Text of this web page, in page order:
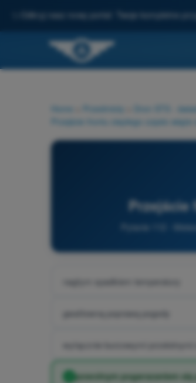
Odkryj nasz nowy portal: Twoje kompletne
Home Przedmioty Dron STS -
Przejście frontu ciepłego często wiąże
Przejście
Pytanie 112 -
nagłym spadkiem temperatury
gwałtowną poprawą pogody
wyłącznie burzowymi przelotnymi
powolnym pogarszaniem